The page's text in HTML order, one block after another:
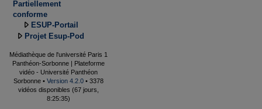
Partiellement
conforme
ESUP-Portail
Projet Esup-Pod
Médiathèque de l'université Paris 1
Panthéon-Sorbonne | Plateforme
vidéo - Université Panthéon
Sorbonne • Version 4.2.0 • 3378
vidéos disponibles (67 jours,
8:25:35)